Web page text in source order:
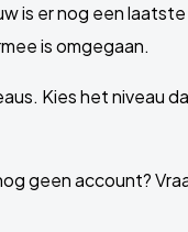
is er nog een
is omgegaan.
Kies het niveau
geen account?